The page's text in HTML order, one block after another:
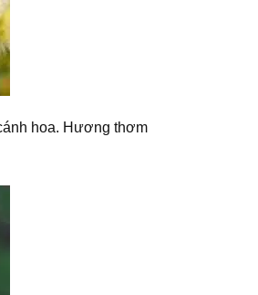
hoa. Hương thơm